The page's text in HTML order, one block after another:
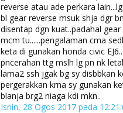
reverse atau ade perkara
bl gear reverse msuk shja dgr
disentap dgn kuat..padahal
mcm tu......pengalaman cma
keta di gunakan honda civic
pncerahan ttg mslh lg pn nk
lama2 ssh jgak bg sy disbbkan
pergerakkan krna sy gunakan
blanja brg2 niaga kdi mkn..
Isnin, 28 Ogos 2017 pada